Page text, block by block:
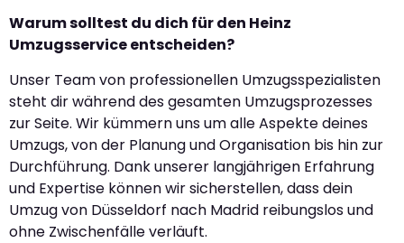
Warum solltest du dich für den Heinz
Umzugsservice entscheiden?
Unser Team von professionellen Umzugsspezialisten
steht dir während des gesamten Umzugsprozesses
zur Seite. Wir kümmern uns um alle Aspekte deines
Umzugs, von der Planung und Organisation bis hin zur
Durchführung. Dank unserer langjährigen Erfahrung
und Expertise können wir sicherstellen, dass dein
Umzug von Düsseldorf nach Madrid reibungslos und
ohne Zwischenfälle verläuft.